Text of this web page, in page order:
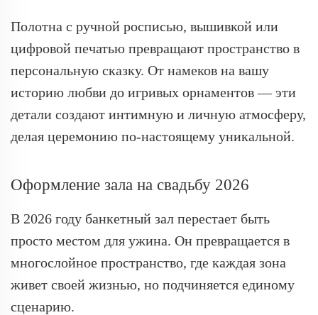
Полотна с ручной росписью, вышивкой или
цифровой печатью превращают пространство в
персональную сказку. От намеков на вашу
историю любви до игривых орнаментов — эти
детали создают интимную и личную атмосферу,
делая церемонию по-настоящему уникальной.
Оформление зала на свадьбу 2026
В 2026 году банкетный зал перестает быть
просто местом для ужина. Он превращается в
многослойное пространство, где каждая зона
живет своей жизнью, но подчиняется единому
сценарию.